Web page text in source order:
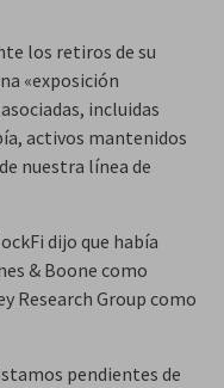
los retiros de su
«exposición
incluidas
activos mantenidos
nuestra línea de
dijo que había
& Boone como
Research Group como
pendientes de